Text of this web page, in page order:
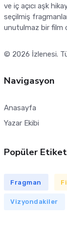
ve iç açıcı aşk
seçilmiş
unutulmaz bir film
© 2026 İzlenesi.
Navigasyon
Anasayfa
Yazar Ekibi
Popüler
Fragman
Vizyondakiler